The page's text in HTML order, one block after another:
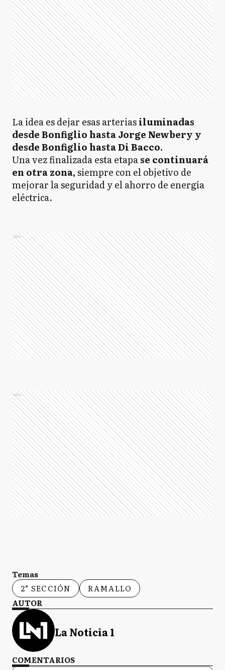
La idea es dejar esas arteriasiluminadas
desde Bonfiglio hasta Jorge Newbery y
desde Bonfiglio hasta Di Bacco.
Una vez finalizada esta etapase continuará
en otra zona,siempre con el objetivo de
mejorar la seguridad y el ahorro de energía
eléctrica.
Ads
Ads
Temas
2° SECCIÓN
RAMALLO
AUTOR
La Noticia 1
COMENTARIOS